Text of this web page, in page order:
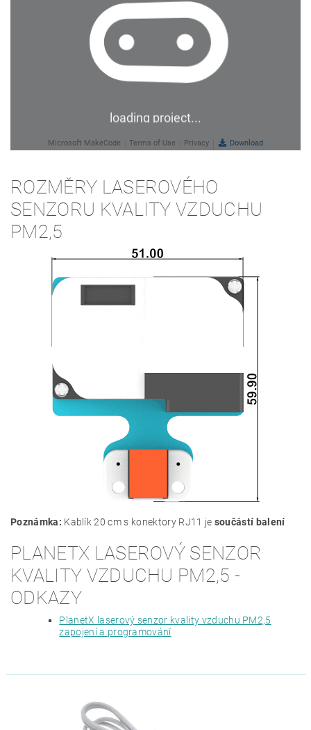
ROZMĚRY LASEROVÉHO
SENZORU KVALITY VZDUCHU
PM2,5
Poznámka: Kablík 20 cm s konektory RJ11 je součástí balení
PLANETX LASEROVÝ SENZOR
KVALITY VZDUCHU PM2,5 -
ODKAZY
PlanetX laserový senzor kvality vzduchu PM2,5
zapojení a programování